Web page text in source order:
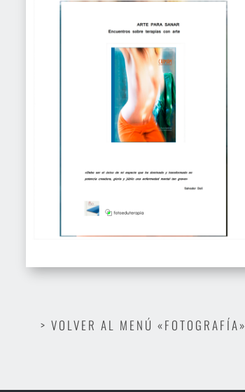
> VOLVER AL MENÚ «FOTOGRAFÍA»